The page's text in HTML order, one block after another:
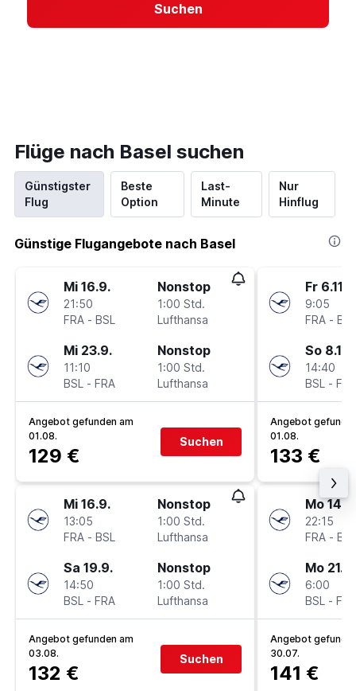
Suchen
Flüge nach Basel suchen
Günstigster
Flug
Beste
Option
Last-
Minute
Nur
Hinflug
Günstige Flugangebote nach Basel
Mi 16.9.
21:50
FRA - BSL
Nonstop
1:00 Std.
Lufthansa
Mi 23.9.
11:10
BSL - FRA
Nonstop
1:00 Std.
Lufthansa
Angebot gefunden am
01.08.
129 €
Suchen
Mi 16.9.
13:05
FRA - BSL
Nonstop
1:00 Std.
Lufthansa
Sa 19.9.
14:50
BSL - FRA
Nonstop
1:00 Std.
Lufthansa
Angebot gefunden am
03.08.
132 €
Suchen
Fr 6.11.
9:05
FRA - BSL
So 8.11.
14:40
BSL - FRA
Angebot
01.08.
133 €
Mo 14.9.
22:15
FRA - BSL
Mo 21.9.
6:00
BSL - FRA
Angebot
30.07.
141 €